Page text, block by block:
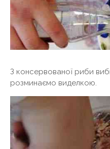
З консервованої риби
розминаємо виделкою.